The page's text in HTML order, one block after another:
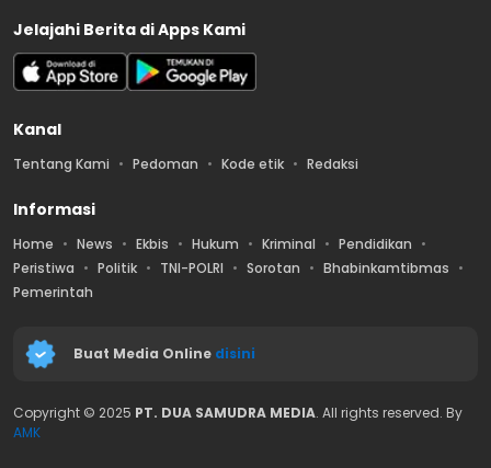
Jelajahi Berita di Apps Kami
Kanal
Tentang Kami Pedoman Kode etik Redaksi
Informasi
Home News Ekbis Hukum Kriminal
Pendidikan
Peristiwa
Politik TNI-POLRI Sorotan
Bhabinkamtibmas
Pemerintah
Buat Media Online disini
Copyright © 2025 PT. DUA SAMUDRA MEDIA. All rights reserved. By
AMK